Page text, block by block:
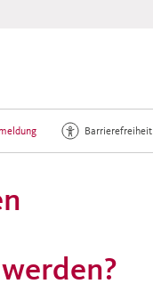
Barrierefreiheit